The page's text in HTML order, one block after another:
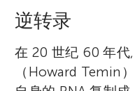
逆转录
在 20 世纪 60 年代
（Howard Temin